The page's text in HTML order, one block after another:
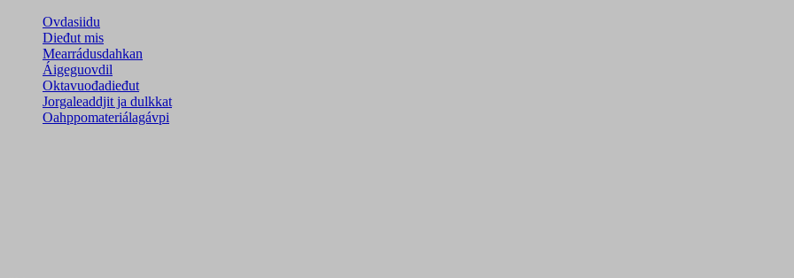
Ovdasiidu
Dieđut mis
Mearrádusdahkan
Áigeguovdil
Oktavuođadieđut
Jorgaleaddjit ja dulkkat
Oahppomateriálagávpi